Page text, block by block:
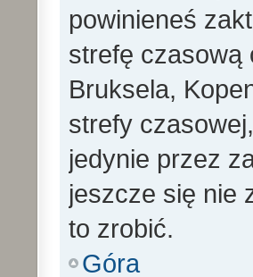
powinieneś
strefę czasową
Bruksela,
strefy
jedynie przez
jeszcze się nie
to zrobić.
Góra